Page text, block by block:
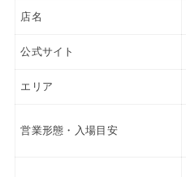
店名
公式サイト
エリア
営業形態・入場目安